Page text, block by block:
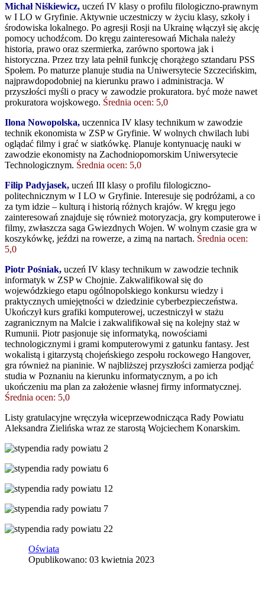
Michał Niśkiewicz, uczeń IV klasy o profilu filologiczno-prawnym
w I LO w Gryfinie. Aktywnie uczestniczy w życiu klasy, szkoły i
środowiska lokalnego. Po agresji Rosji na Ukrainę włączył się akcję
pomocy uchodźcom. Do kręgu zainteresowań Michała należy
historia, prawo oraz szermierka, zarówno sportowa jak i
historyczna. Przez trzy lata pełnił funkcję chorążego sztandaru PSS
Społem. Po maturze planuje studia na Uniwersytecie Szczecińskim,
najprawdopodobniej na kierunku prawo i administracja. W
przyszłości myśli o pracy w zawodzie prokuratora. być może nawet
prokuratora wojskowego. Średnia ocen: 5,0
Ilona Nowopolska, uczennica IV klasy technikum w zawodzie
technik ekonomista w ZSP w Gryfinie. W wolnych chwilach lubi
oglądać filmy i grać w siatkówkę. Planuje kontynuację nauki w
zawodzie ekonomisty na Zachodniopomorskim Uniwersytecie
Technologicznym. Średnia ocen: 5,0
Filip Padyjasek, uczeń III klasy o profilu filologiczno-
politechnicznym w I LO w Gryfinie. Interesuje się podróżami, a co
za tym idzie – kulturą i historią różnych krajów. W kręgu jego
zainteresowań znajduje się również motoryzacja, gry komputerowe i
filmy, zwłaszcza saga Gwiezdnych Wojen. W wolnym czasie gra w
koszykówkę, jeździ na rowerze, a zimą na nartach. Średnia ocen:
5,0
Piotr Pośniak, uczeń IV klasy technikum w zawodzie technik
informatyk w ZSP w Chojnie. Zakwalifikował się do
wojewódzkiego etapu ogólnopolskiego konkursu wiedzy i
praktycznych umiejętności w dziedzinie cyberbezpieczeństwa.
Ukończył kurs grafiki komputerowej, uczestniczył w stażu
zagranicznym na Malcie i zakwalifikował się na kolejny staż w
Rumunii. Piotr pasjonuje się informatyką, nowościami
technologicznymi i grami komputerowymi z gatunku fantasy. Jest
wokalistą i gitarzystą chojeńskiego zespołu rockowego Hangover,
gra również na pianinie. W najbliższej przyszłości zamierza podjąć
studia w Poznaniu na kierunku informatycznym, a po ich
ukończeniu ma plan za założenie własnej firmy informatycznej.
Średnia ocen: 5,0
Listy gratulacyjne wręczyła wiceprzewodnicząca Rady Powiatu
Aleksandra Zielińska wraz ze starostą Wojciechem Konarskim.
Oświata
Opublikowano: 03 kwietnia 2023